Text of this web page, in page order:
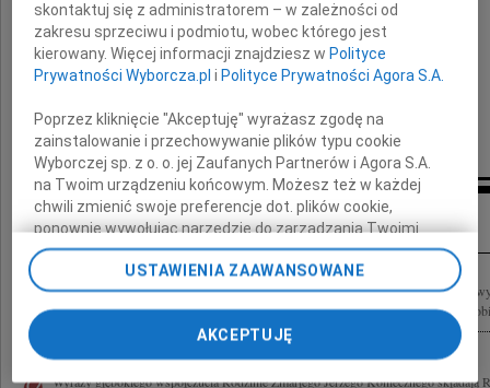
Rodzinie
składam wyrazy głębokiego współczucia
Piotr Chlebowicz
Inne kondolencje
Z głębokim żalem przyjąłem wiadomość o śmierci dr-a hab. Jerzego Koniecznego
i Praktyka, a zarazem Człowieka o nieprzeciętnej osobowości. Żegnaj! Pamięć o
Wyrazy głębokiego współczucia Rodzinie Zmarłego Jerzego Koniecznego składają
skontaktuj się z administratorem – w zależności od
zakresu sprzeciwu i podmiotu, wobec którego jest
kierowany. Więcej informacji znajdziesz w Polityce
Prywatności Wyborcza.pl i Polityce Prywatności Agora S.A.
Poprzez kliknięcie "Akceptuję" wyrażasz zgodę na
zainstalowanie i przechowywanie plików typu cookie
Wyborczej sp. z o. o. jej Zaufanych Partnerów i Agora S.A.
na Twoim urządzeniu końcowym. Możesz też w każdej
chwili zmienić swoje preferencje dot. plików cookie,
ponownie wywołując narzędzie do zarządzania Twoimi
preferencjami dot. przetwarzania danych poprzez
odnośnik „Ustawienia prywatności” w stopce serwisu i
przechodząc do sekcji „Ustawienia zaawansowane”.
Zmiana ustawień plików cookie możliwa jest także za
pomocą ustawień przeglądarki.
My, nasi Zaufani Partnerzy i Agora S.A. możemy
USTAWIENIA ZAAWANSOWANE
AKCEPTUJĘ